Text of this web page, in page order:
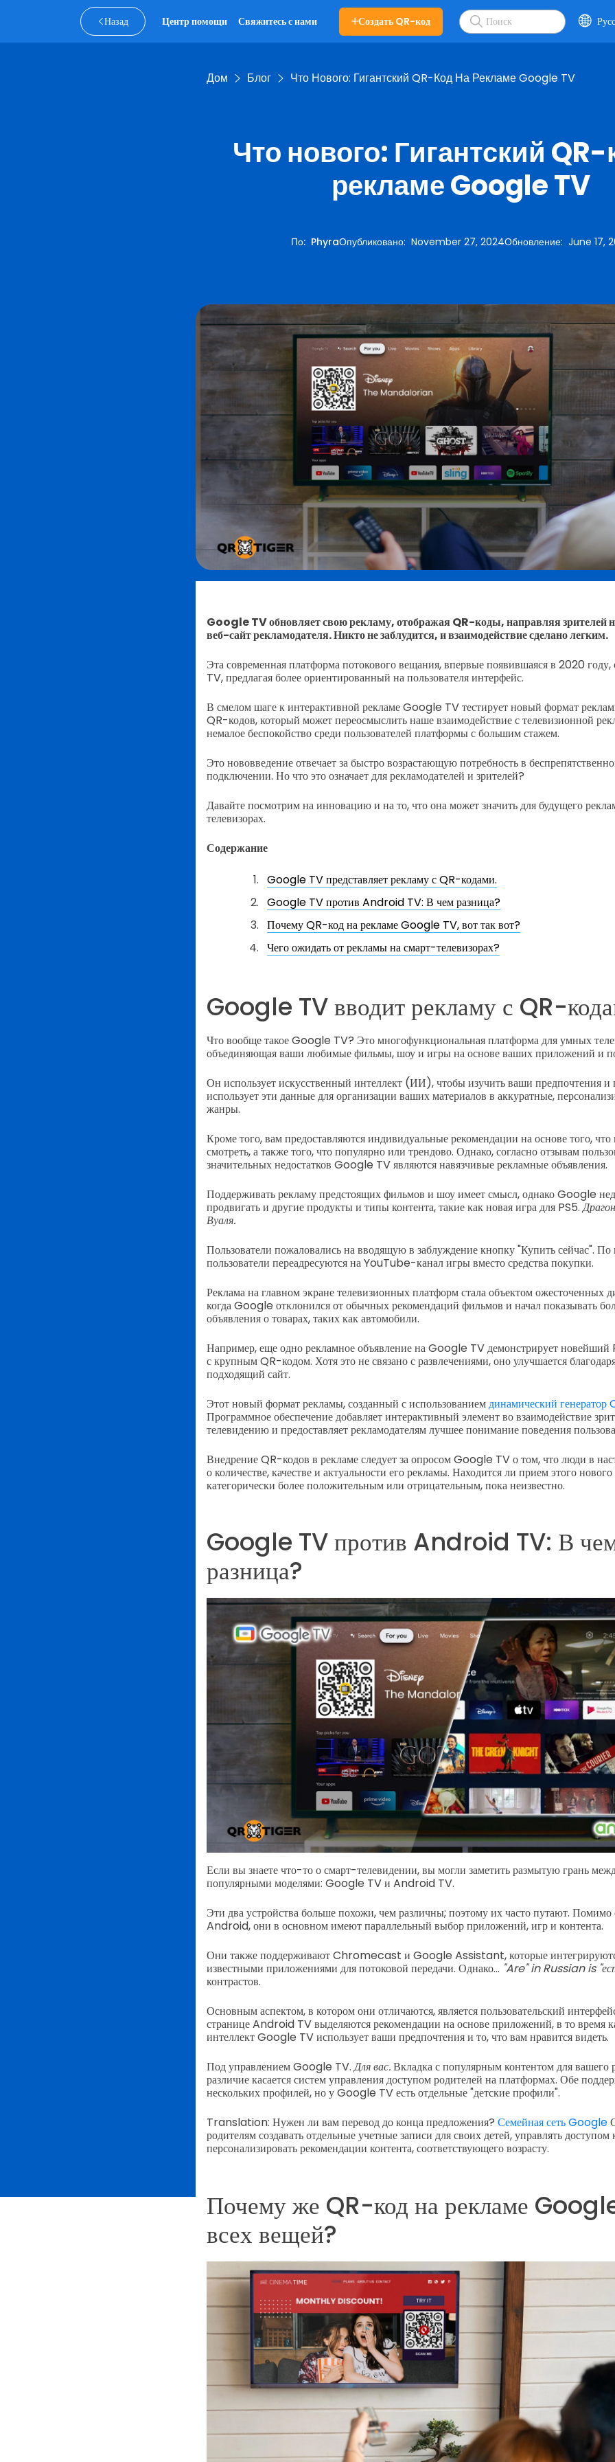
Назад Центр помощи Свяжитесь с нами Создать QR-код
Дом Блог Что Нового: Гигантский QR-Код На Рекламе Google TV
Что нового: Гигантский QR-
рекламе Google TV
По: PhyraОпубликовано:November 27, 2024Обновление:June 17,
Google TV обновляет свою рекламу, отображая QR-коды, направляя зрителей
веб-сайт рекламодателя. Никто не заблудится, и взаимодействие сделано легким.
Эта современная платформа потокового вещания, впервые появившаяся в 2020
TV, предлагая более ориентированный на пользователя интерфейс.
В смелом шаге к интерактивной рекламе Google TV тестирует новый формат
QR-кодов, который может переосмыслить наше взаимодействие с телевизионной
немалое беспокойство среди пользователей платформы с большим стажем.
Это нововведение отвечает за быстро возрастающую потребность в
подключении. Но что это означает для рекламодателей и зрителей?
Давайте посмотрим на инновацию и на то, что она может значить для будущего
телевизорах.
Содержание
Google TV представляет рекламу с QR-кодами.
Google TV против Android TV: В чем разница?
Почему QR-код на рекламе Google TV, вот так вот?
Чего ожидать от рекламы на смарт-телевизорах?
Google TV вводит рекламу с QR-
Что вообще такое Google TV? Это многофункциональная платформа для умных
объединяющая ваши любимые фильмы, шоу и игры на основе ваших приложений и
Он использует искусственный интеллект (ИИ), чтобы изучить ваши предпочтения
использует эти данные для организации ваших материалов в аккуратные,
жанры.
Кроме того, вам предоставляются индивидуальные рекомендации на основе того, что
смотреть, а также того, что популярно или трендово. Однако, согласно отзывам
значительных недостатков Google TV являются навязчивые рекламные объявления.
Поддерживать рекламу предстоящих фильмов и шоу имеет смысл, однако Google
продвигать и другие продукты и типы контента, такие как новая игра для PS5.
Вуаля.
Пользователи пожаловались на вводящую в заблуждение кнопку "Купить сейчас".
пользователи переадресуются на YouTube-канал игры вместо средства покупки.
Реклама на главном экране телевизионных платформ стала объектом ожесточенных
когда Google отклонился от обычных рекомендаций фильмов и начал показывать
объявления о товарах, таких как автомобили.
Например, еще одно рекламное объявление на Google TV демонстрирует
с крупным QR-кодом. Хотя это не связано с развлечениями, оно улучшается
подходящий сайт.
Этот новый формат рекламы, созданный с использованиемдинамический генератор
Программное обеспечение добавляет интерактивный элемент во взаимодействие
телевидению и предоставляет рекламодателям лучшее понимание поведения
Внедрение QR-кодов в рекламе следует за опросом Google TV о том, что люди в
о количестве, качестве и актуальности его рекламы. Находится ли прием этого
категорически более положительным или отрицательным, пока неизвестно.
Google TV против Android TV: В
разница?
Если вы знаете что-то о смарт-телевидении, вы могли заметить размытую грань
популярными моделями: Google TV и Android TV.
Эти два устройства больше похожи, чем различны; поэтому их часто путают. Помимо
Android, они в основном имеют параллельный выбор приложений, игр и контента.
Они также поддерживают Chromecast и Google Assistant, которые
известными приложениями для потоковой передачи. Однако... "Are" in Russian is
контрастов.
Основным аспектом, в котором они отличаются, является пользовательский
странице Android TV выделяются рекомендации на основе приложений, в то время
интеллект Google TV использует ваши предпочтения и то, что вам нравится видеть.
Под управлением Google TV.Для вас.Вкладка с популярным контентом для вашего
различие касается систем управления доступом родителей на платформах. Обе
нескольких профилей, но у Google TV есть отдельные "детские профили".
Translation: Нужен ли вам перевод до конца предложения? Семейная сеть Google
родителям создавать отдельные учетные записи для своих детей, управлять
персонализировать рекомендации контента, соответствующего возрасту.
Почему же QR-код на рекламе
всех вещей?